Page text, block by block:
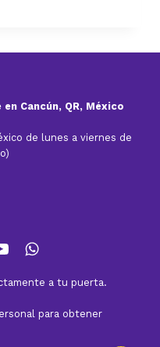
Cancún, QR, México
de lunes a viernes de
a tu puerta.
para obtener